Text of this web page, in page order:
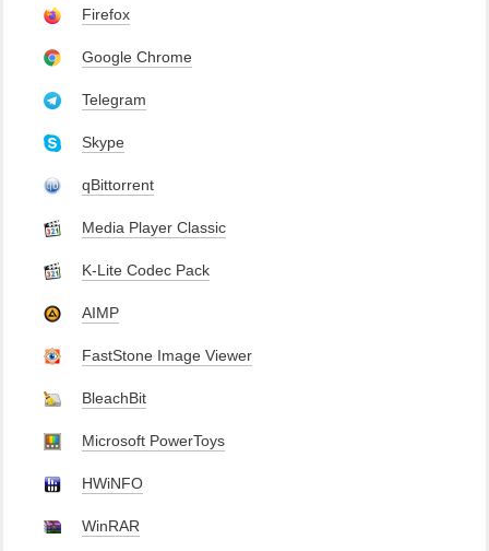
Firefox
Google Chrome
Telegram
Skype
qBittorrent
Media Player Classic
K-Lite Codec Pack
AIMP
FastStone Image Viewer
BleachBit
Microsoft PowerToys
HWiNFO
WinRAR